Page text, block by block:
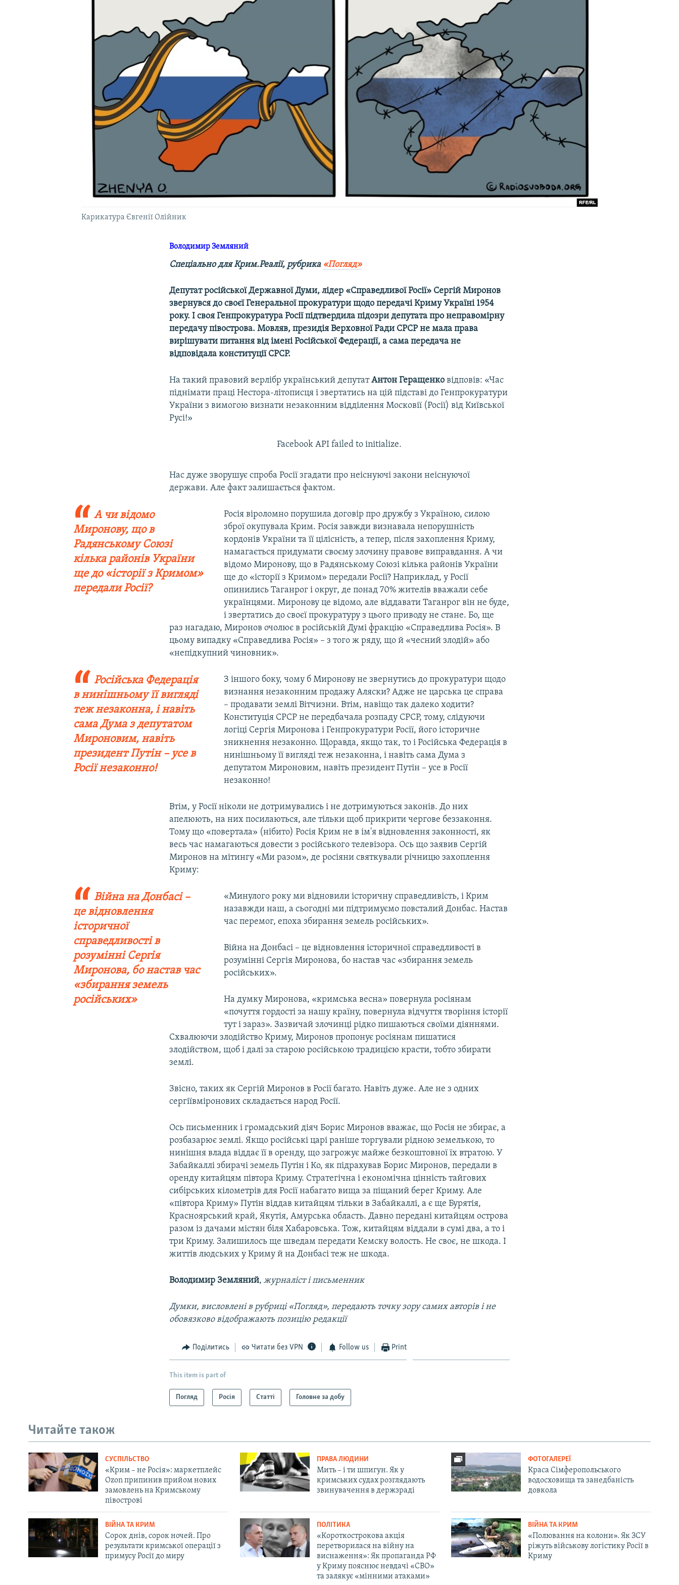
УКРАЇНСЬКА ПРОБЛЕМА КРИМУ
Карикатура Євгенії Олійник
Володимир Земляний
Спеціально для Крим.Реалії, рубрика «Погляд»
Депутат російської Державної Думи, лідер «Справедливої Росії» Сергій Миронов
звернувся до своєї Генеральної прокуратури щодо передачі Криму Україні 1954
року. І своя Генпрокуратура Росії підтвердила підозри депутата про неправомірну
передачу півострова. Мовляв, президія Верховної Ради СРСР не мала права
вирішувати питання від імені Російської Федерації, а сама передача не
відповідала конституції СРСР.
На такий правовий верлібр український депутатАнтон Геращенко відповів: «Час
піднімати праці Нестора-літописця і звертатись на цій підставі до Генпрокуратури
України з вимогою визнати незаконним відділення Московії (Росії) від Київської
Русі!»
Facebook API failed to initialize.
Нас дуже зворушує спроба Росії згадати про неіснуючі закони неіснуючої
держави. Але факт залишається фактом.
А чи відомо
Миронову, що в
Радянському Союзі
кілька районів України
ще до «історії з Кримом»
передали Росії?
Росія віроломно порушила договір про дружбу з Україною, силою
зброї окупувала Крим. Росія завжди визнавала непорушність
кордонів України та її цілісність, а тепер, після захоплення Криму,
намагається придумати своєму злочину правове виправдання. А чи
відомо Миронову, що в Радянському Союзі кілька районів України
ще до «історії з Кримом» передали Росії? Наприклад, у Росії
опинились Таганрог і округ, де понад 70% жителів вважали себе
українцями. Миронову це відомо, але віддавати Таганрог він не буде,
і звертатись до своєї прокуратуру з цього приводу не стане. Бо, ще
раз нагадаю, Миронов очолює в російській Думі фракцію «Справедлива Росія». В
цьому випадку «Справедлива Росія» – з того ж ряду, що й «чесний злодій» або
«непідкупний чиновник».
Російська Федерація
в нинішньому її вигляді
теж незаконна, і навіть
сама Дума з депутатом
Мироновим, навіть
президент Путін – усе в
Росії незаконно!
З іншого боку, чому б Миронову не звернутись до прокуратури щодо
визнання незаконним продажу Аляски? Адже не царська це справа
– продавати землі Вітчизни. Втім, навіщо так далеко ходити?
Конституція СРСР не передбачала розпаду СРСР, тому, слідуючи
логіці Сергія Миронова і Генпрокуратури Росії, його історичне
зникнення незаконно. Щоравда, якщо так, то і Російська Федерація в
нинішньому її вигляді теж незаконна, і навіть сама Дума з
депутатом Мироновим, навіть президент Путін – усе в Росії
незаконно!
Втім, у Росії ніколи не дотримувались і не дотримуються законів. До них
апелюють, на них посилаються, але тільки щоб прикрити чергове беззаконня.
Тому що «повертала» (нібито) Росія Крим не в ім'я відновлення законності, як
весь час намагаються довести з російського телевізора. Ось що заявив Сергій
Миронов на мітингу «Ми разом», де росіяни святкували річницю захоплення
Криму:
Війна на Донбасі –
це відновлення
історичної
справедливості в
розумінні Сергія
Миронова, бо настав час
«збирання земель
російських»
«Минулого року ми відновили історичну справедливість, і Крим
назавжди наш, а сьогодні ми підтримуємо повсталий Донбас. Настав
час перемог, епоха збирання земель російських».
Війна на Донбасі – це відновлення історичної справедливості в
розумінні Сергія Миронова, бо настав час «збирання земель
російських».
На думку Миронова, «кримська весна» повернула росіянам
«почуття гордості за нашу країну, повернула відчуття творіння історії
тут і зараз». Зазвичай злочинці рідко пишаються своїми діяннями.
Схвалюючи злодійство Криму, Миронов пропонує росіянам пишатися
злодійством, щоб і далі за старою російською традицією красти, тобто збирати
землі.
Звісно, таких як Сергій Миронов в Росії багато. Навіть дуже. Але не з одних
сергіївміронових складається народ Росії.
Ось письменник і громадський діяч Борис Миронов вважає, що Росія не збирає, а
розбазарює землі. Якщо російські царі раніше торгували рідною земелькою, то
нинішня влада віддає її в оренду, що загрожує майже безкоштовної їх втратою. У
Забайкаллі збирачі земель Путін і Ко, як підрахував Борис Миронов, передали в
оренду китайцям півтора Криму. Стратегічна і економічна цінність тайгових
сибірських кілометрів для Росії набагато вища за піщаний берег Криму. Але
«півтора Криму» Путін віддав китайцям тільки в Забайкаллі, а є ще Бурятія,
Красноярський край, Якутія, Амурська область. Давно передані китайцям острова
разом із дачами містян біля Хабаровська. Тож, китайцям віддали в сумі два, а то і
три Криму. Залишилось ще шведам передати Кемску волость. Не своє, не шкода. І
життів людських у Криму й на Донбасі теж не шкода.
Володимир Земляний,журналіст і письменник
Думки, висловлені в рубриці «Погляд», передають точку зору самих авторів і не
обовязково відображають позицію редакції
Поділитись Читати без VPN Follow us Print
This item is part of
Погляд Росія Статті Головне за добу
Читайте також
СУСПІЛЬСТВО
«Крим – не Росія»: маркетплейс
Ozon припинив прийом нових
замовлень на Кримському
півострові
ПРАВА ЛЮДИНИ
Мить – і ти шпигун. Як у
кримських судах розглядають
звинувачення в держзраді
ФОТОГАЛЕРЕЇ
Краса Сімферопольського
водосховища та занедбаність
довкола
ВІЙНА ТА КРИМ
Сорок днів, сорок ночей. Про
результати кримської операції з
примусу Росії до миру
ПОЛІТИКА
«Короткострокова акція
перетворилася на війну на
виснаження»: Як пропаганда РФ
у Криму пояснює невдачі «СВО»
та залякує «мінними атаками»
ВІЙНА ТА КРИМ
«Полювання на колони». Як ЗСУ
ріжуть військову логістику Росії в
Криму